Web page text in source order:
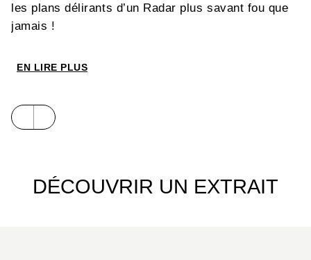
les plans délirants d’un Radar plus savant fou que
jamais !
aventures délicieusement feuilletonesques
expressionniste allemand qu’à Fantômas et aux
EN LIRE PLUS
DÉCOUVRIR UN EXTRAIT